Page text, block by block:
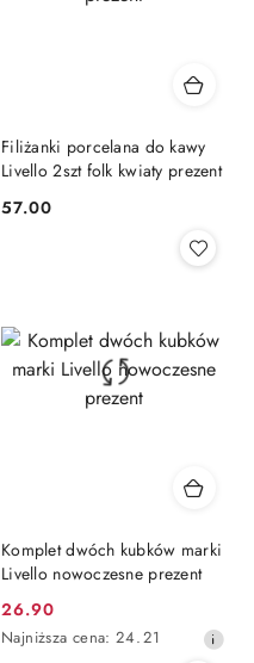
Filiżanki porcelana do kawy
Livello 2szt folk kwiaty prezent
Cena:
57.00
Komplet dwóch kubków marki
Livello nowoczesne prezent
Cena
promocyjna:
26.90
Najniższa
Najniższa cena: 24.21